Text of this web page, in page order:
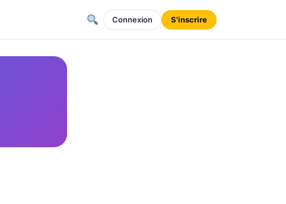
Connexion S'inscrire